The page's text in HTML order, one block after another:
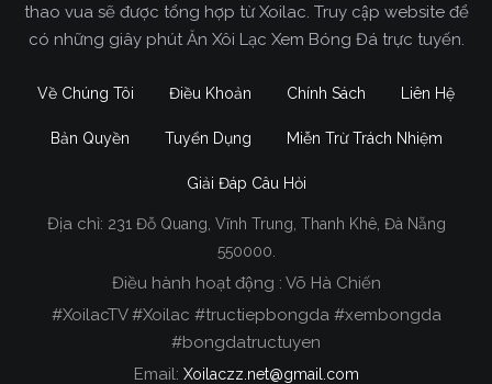
Xoilac TV Trực Tiếp Bóng Đá
Trong tất cả các website phát sóng bóng đá trực
tiếp hiện nay tại Việt Nam. Website được nhiều
người đánh giá và lựa chọn nhất phải kể đến
Xoilacz.TV bởi chúng tôi đã có tên tuổi trên thị
thao vua sẽ được tổng hợp từ Xoilac. Truy cập website để
có những giây phút Ăn Xôi Lạc Xem Bóng Đá trực tuyến.
Về Chúng Tôi Điều Khoản Chính Sách Liên Hệ
Bản Quyền Tuyển Dụng Miễn Trừ Trách Nhiệm
Giải Đáp Câu Hỏi
Địa chỉ: 231 Đỗ Quang, Vĩnh Trung, Thanh Khê, Đà Nẵng
550000.
Điều hành hoạt động : Võ Hà Chiến
#XoilacTV #Xoilac #tructiepbongda #xembongda
#bongdatructuyen
Email: Xoilaczz.net@gmail.com